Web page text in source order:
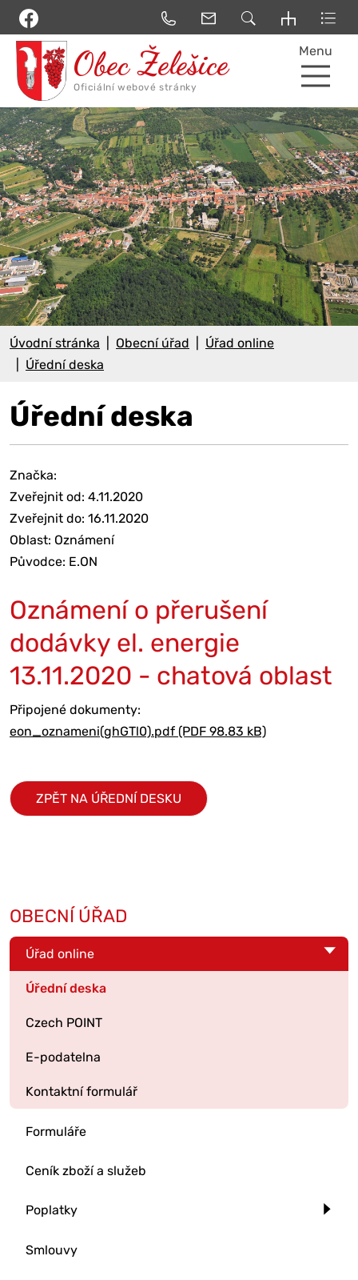
Menu
Úvodní stránka Obecní úřad
Úřad online
Úřední deska
Úřední deska
Značka:
Zveřejnit od: 4.11.2020
Zveřejnit do: 16.11.2020
Oblast: Oznámení
Původce: E.ON
Oznámení o přerušení
dodávky el. energie
13.11.2020 - chatová oblast
Připojené dokumenty:
eon_oznameni(ghGTl0).pdf (PDF 98.83 kB)
ZPĚT NA ÚŘEDNÍ DESKU
OBECNÍ ÚŘAD
Úřad online
Úřední deska
Czech POINT
E-podatelna
Kontaktní formulář
Formuláře
Ceník zboží a služeb
Poplatky
Smlouvy